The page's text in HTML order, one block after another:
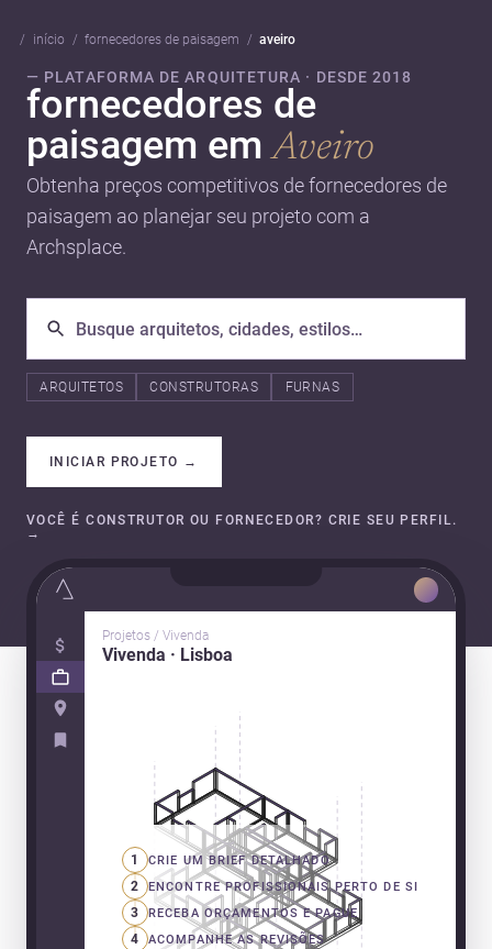
início fornecedores de paisagem aveiro
— PLATAFORMA DE ARQUITETURA · DESDE 2018
fornecedores de
paisagem emAveiro
Obtenha preços competitivos de fornecedores de
paisagem ao planejar seu projeto com a
Archsplace.
ARQUITETOS CONSTRUTORAS FURNAS
INICIAR PROJETO →
VOCÊ É CONSTRUTOR OU FORNECEDOR? CRIE SEU PERFIL.
→
Projetos / Vivenda
Vivenda · Lisboa
1 CRIE UM BRIEF DETALHADO
2 ENCONTRE PROFISSIONAIS PERTO DE SI
3 RECEBA ORÇAMENTOS E PAGUE
4 ACOMPANHE AS REVISÕES